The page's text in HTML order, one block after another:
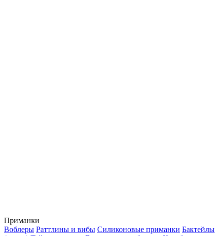
Приманки
Воблеры Раттлины и вибы Силиконовые приманки Бактейлы